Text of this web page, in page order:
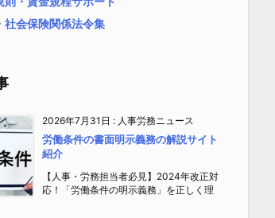
社会保険関係法令集
2026年7月31日 : 人事労務ニュース
労働条件の書面明示義務の解説サイト
紹介
【人事・労務担当者必見】2024年改正対
応！「労働条件の明示義務」を正しく理